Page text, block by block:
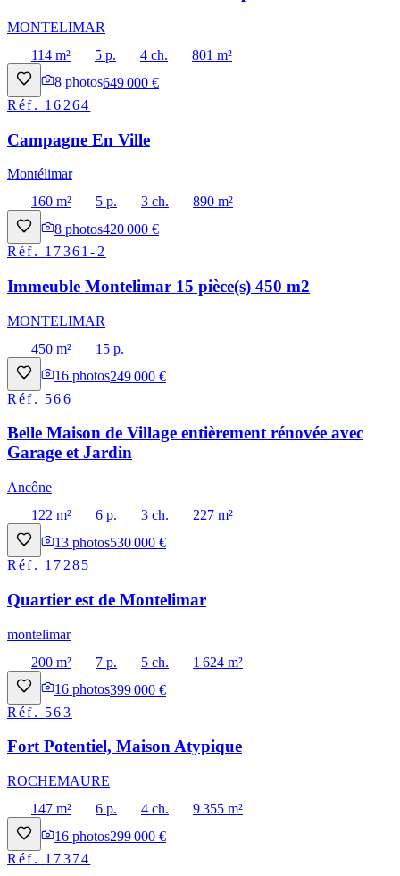
MONTELIMAR
114 m²
5 p. 4 ch.
801 m²
8 photos649 000 €
Réf. 16264
Campagne En Ville
Montélimar
160 m²
5 p. 3 ch.
890 m²
8 photos420 000 €
Réf. 17361-2
Immeuble Montelimar 15 pièce(s) 450 m2
MONTELIMAR
450 m²
15 p.
16 photos249 000 €
Réf. 566
Belle Maison de Village entièrement rénovée avec
Garage et Jardin
Ancône
122 m²
6 p. 3 ch.
227 m²
13 photos530 000 €
Réf. 17285
Quartier est de Montelimar
montelimar
200 m²
7 p. 5 ch.
1 624 m²
16 photos399 000 €
Réf. 563
Fort Potentiel, Maison Atypique
ROCHEMAURE
147 m²
6 p. 4 ch.
9 355 m²
16 photos299 000 €
Réf. 17374